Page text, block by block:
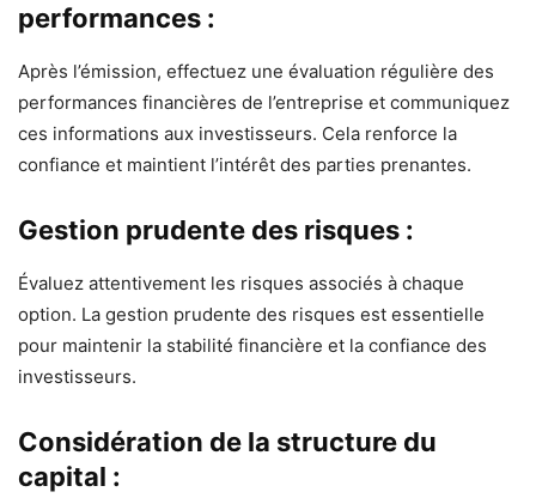
performances :
Après l’émission, effectuez une évaluation régulière des
performances financières de l’entreprise et communiquez
ces informations aux investisseurs. Cela renforce la
confiance et maintient l’intérêt des parties prenantes.
Gestion prudente des risques :
Évaluez attentivement les risques associés à chaque
option. La gestion prudente des risques est essentielle
pour maintenir la stabilité financière et la confiance des
investisseurs.
Considération de la structure du
capital :